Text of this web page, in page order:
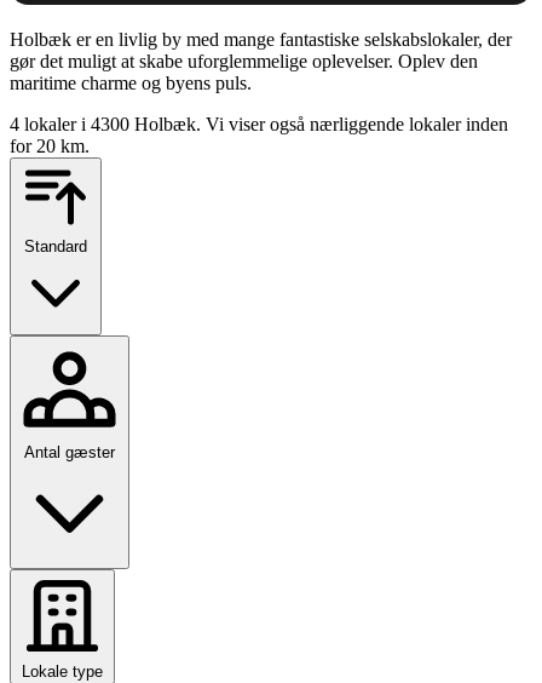
Holbæk er en livlig by med mange fantastiske selskabslokaler, der
gør det muligt at skabe uforglemmelige oplevelser. Oplev den
maritime charme og byens puls.
4 lokaler i 4300 Holbæk. Vi viser også nærliggende lokaler inden
for 20 km.
Standard
Antal gæster
Lokale type